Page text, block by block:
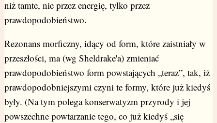
niż tamte, nie przez energię, tylko przez
prawdopodobieństwo.
Rezonans morficzny, idący od form, które zaistniały w
przeszłości, ma (wg Sheldrake'a) zmieniać
prawdopodobieństwo form powstających „teraz”, tak, iż
prawdopodobniejszymi czyni te formy, które już kiedyś
były. (Na tym polega konserwatyzm przyrody i jej
powszechne powtarzanie tego, co już kiedyś „się